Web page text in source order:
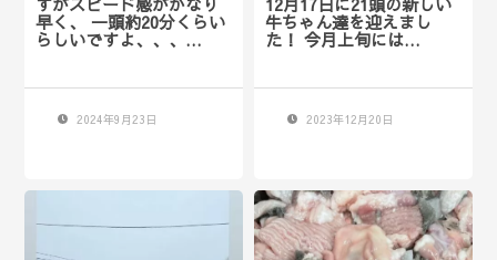
早く、 一頭約20分くらい
らしいですよ、、、…
2024年9月23日
牛ちゃん達を迎えまし
た！ 今月上旬には…
2023年12月20日